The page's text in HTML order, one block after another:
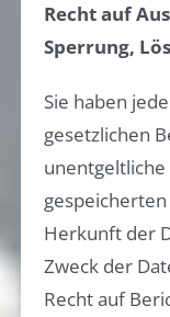
Recht auf
Sperrung,
Sie haben
gesetzlichen
Herkunft der
Zweck der
Recht auf